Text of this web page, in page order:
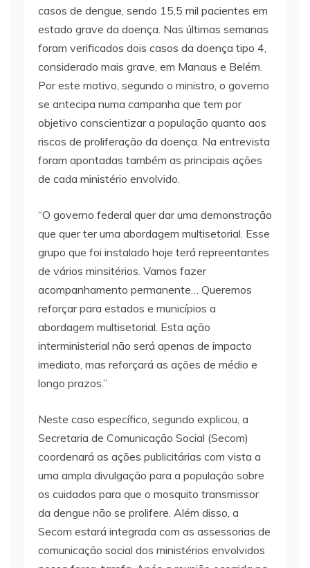
casos de dengue, sendo 15,5 mil pacientes em
estado grave da doença. Nas últimas semanas
foram verificados dois casos da doença tipo 4,
considerado mais grave, em Manaus e Belém.
Por este motivo, segundo o ministro, o governo
se antecipa numa campanha que tem por
objetivo conscientizar a população quanto aos
riscos de proliferação da doença. Na entrevista
foram apontadas também as principais ações
de cada ministério envolvido.
“O governo federal quer dar uma demonstração
que quer ter uma abordagem multisetorial. Esse
grupo que foi instalado hoje terá repreentantes
de vários minsitérios. Vamos fazer
acompanhamento permanente… Queremos
reforçar para estados e municípios a
abordagem multisetorial. Esta ação
interministerial não será apenas de impacto
imediato, mas reforçará as ações de médio e
longo prazos.”
Neste caso específico, segundo explicou, a
Secretaria de Comunicação Social (Secom)
coordenará as ações publicitárias com vista a
uma ampla divulgação para a população sobre
os cuidados para que o mosquito transmissor
da dengue não se prolifere. Além disso, a
Secom estará integrada com as assessorias de
comunicação social dos ministérios envolvidos